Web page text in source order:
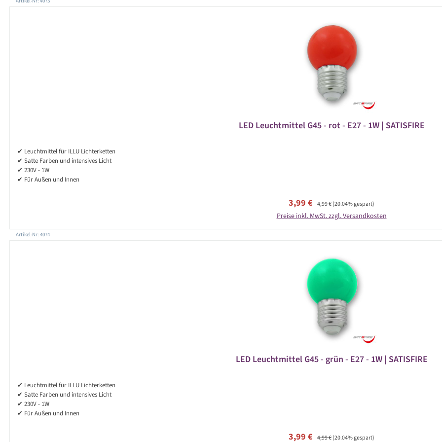
LED Leuchtmittel G45 - rot - E27 - 1W | SATISFIRE
✔ Leuchtmittel für ILLU Lichterketten
✔ Satte Farben und intensives Licht
✔ 230V - 1W
✔ Für Außen und Innen
Verkaufspreis:
3,99 € Regulärer Preis:
4,99 €(20.04% gespart)
Preise inkl. MwSt. zzgl. Versandkosten
Artikel-Nr: 4074
LED Leuchtmittel G45 - grün - E27 - 1W | SATISFIRE
✔ Leuchtmittel für ILLU Lichterketten
✔ Satte Farben und intensives Licht
✔ 230V - 1W
✔ Für Außen und Innen
Verkaufspreis:
3,99 € Regulärer Preis:
4,99 €(20.04% gespart)